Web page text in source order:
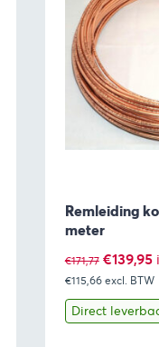
Remleiding
meter
€171,77
prijs
was:
€139,95
€115,66 excl. BTW
Direct